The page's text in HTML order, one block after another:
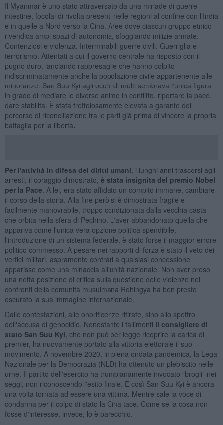
Il Myanmar è uno stato attraversato da una miriade di guerre
intestine, focolai di rivolta presenti nelle regioni al confine con l'India
e in quelle a Nord verso la Cina. Aree dove ciascun gruppo etnico
rivendica ampi spazi di autonomia, sfoggiando milizie armate.
Contenziosi e violenza. Interminabili guerre civili. Guerriglia e
terrorismo. Attentati a cui il governo centrale ha risposto con il
pugno duro, lanciando rappresaglie che hanno colpito
indiscriminatamente anche la popolazione civile appartenente alle
minoranze. San Suu Kyi agli occhi di molti sembrava l'unica figura
in grado di mediare le diverse anime in conflitto, riportare la pace,
dare stabilità. È stata frettolosamente elevata a garante del
percorso di riconciliazione tra le parti già prima di vincere la propria
battaglia per la libertà.
Per l'attività in difesa dei diritti umani , i lunghi anni trascorsi agli
arresti, il coraggio dimostrato, è stata insignita del premio Nobel
per la Pace . A lei, era stato affidato un compito immane, cambiare
il corso della storia. Alla fine però si è dimostrata fragile e
facilmente manovrabile, troppo condizionata dalla vecchia casta
che orbita nella sfera di Pechino. L'aver abbandonato quella che
appariva come l'unica vera opzione politica spendibile,
l'introduzione di un sistema federale, è stato forse il maggior errore
politico commesso. A pesare nei rapporti di forza è stato il veto dei
vertici militari, aspramente contrari a qualsiasi concessione
apparisse come una minaccia all'unità nazionale. Non aver preso
una netta posizione di critica sulla questione delle violenze nei
confronti della comunità musulmana Rohingya ha ben presto
oscurato la sua immagine internazionale.
Dalle contestazioni, alle onorificenze ritirate, sino allo spettro
dell'accusa di genocidio. Nonostante i fallimenti il consigliere di
stato San Suu Kyi , che non può per legge ricoprire la carica di
premier, ha nuovamente portato alla vittoria elettorale il suo
movimento. A novembre 2020, in piena ondata pandemica, la Lega
Nazionale per la Democrazia (NLD) ha ottenuto un plebiscito nelle
urne. Il partito dell'esercito ha trumpianamente invocato “brogli” nei
seggi, non riconoscendo l'esito finale. E così San Suu Kyi è ancora
una volta tornata ad essere una vittima. Mentre sale la voce di
condanna per il colpo di stato la Cina tace. Come se la cosa non
fosse d'interesse, invece, lo è parecchio.